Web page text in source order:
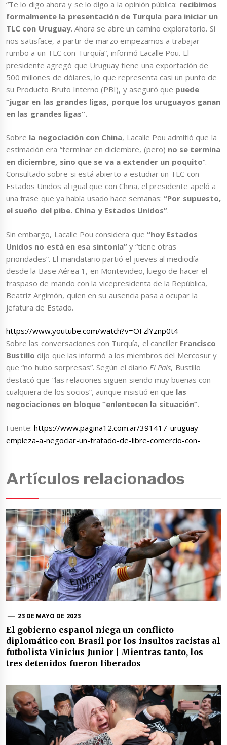
“Te lo digo ahora y se lo digo a la opinión pública: recibimos
formalmente la presentación de Turquía para iniciar un
TLC con Uruguay. Ahora se abre un camino exploratorio. Si
nos satisface, a partir de marzo empezamos a trabajar
rumbo a un TLC con Turquía”, informó Lacalle Pou. El
presidente agregó que Uruguay tiene una exportación de
500 millones de dólares, lo que representa casi un punto de
su Producto Bruto Interno (PBI), y aseguró que puede
“jugar en las grandes ligas, porque los uruguayos ganan
en las grandes ligas”.
Sobre la negociación con China, Lacalle Pou admitió que la
estimación era “terminar en diciembre, (pero) no se termina
en diciembre, sino que se va a extender un poquito“.
Consultado sobre si está abierto a estudiar un TLC con
Estados Unidos al igual que con China, el presidente apeló a
una frase que ya había usado hace semanas:“Por supuesto,
el sueño del pibe. China y Estados Unidos”.
Sin embargo, Lacalle Pou considera que “hoy Estados
Unidos no está en esa sintonía” y “tiene otras
prioridades”. El mandatario partió el jueves al mediodía
desde la Base Aérea 1, en Montevideo, luego de hacer el
traspaso de mando con la vicepresidenta de la República,
Beatriz Argimón, quien en su ausencia pasa a ocupar la
jefatura de Estado.
https://www.youtube.com/watch?v=OFzlYznp0t4
Sobre las conversaciones con Turquía, el canciller Francisco
Bustillo dijo que las informó a los miembros del Mercosur y
que “no hubo sorpresas”. Según el diarioEl País, Bustillo
destacó que “las relaciones siguen siendo muy buenas con
cualquiera de los socios”, aunque insistió en que las
negociaciones en bloque “enlentecen la situación”.
Fuente:https://www.pagina12.com.ar/391417-uruguay-
empieza-a-negociar-un-tratado-de-libre-comercio-con-
Artículos relacionados
23 DE MAYO DE 2023
El gobierno español niega un conflicto
diplomático con Brasil por los insultos racistas al
futbolista Vinicius Junior | Mientras tanto, los
tres detenidos fueron liberados